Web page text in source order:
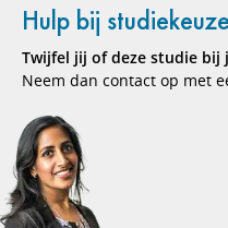
Hulp bij studiekeuze
Twijfel jij of deze studie bij
Neem dan contact op met